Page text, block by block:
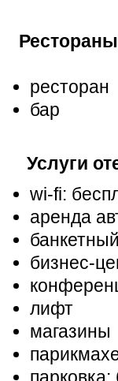
ресторан
бар
Услуги
wi-fi:
аренда
бизнес-
лифт
магазины
парковка: